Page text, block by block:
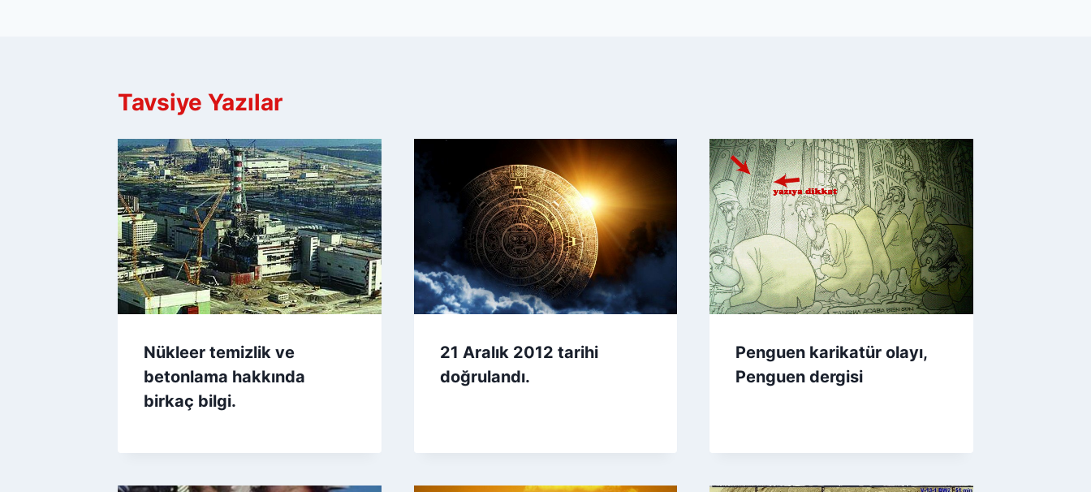
Tavsiye Yazılar
Nükleer temizlik ve
betonlama hakkında
birkaç bilgi.
21 Aralık 2012 tarihi
doğrulandı.
Penguen karikatür olayı,
Penguen dergisi